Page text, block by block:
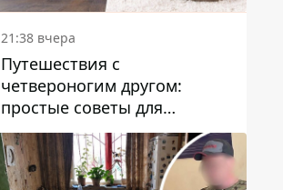
21:38 вчера
Путешествия с
четвероногим другом:
простые советы для
поездок с животными